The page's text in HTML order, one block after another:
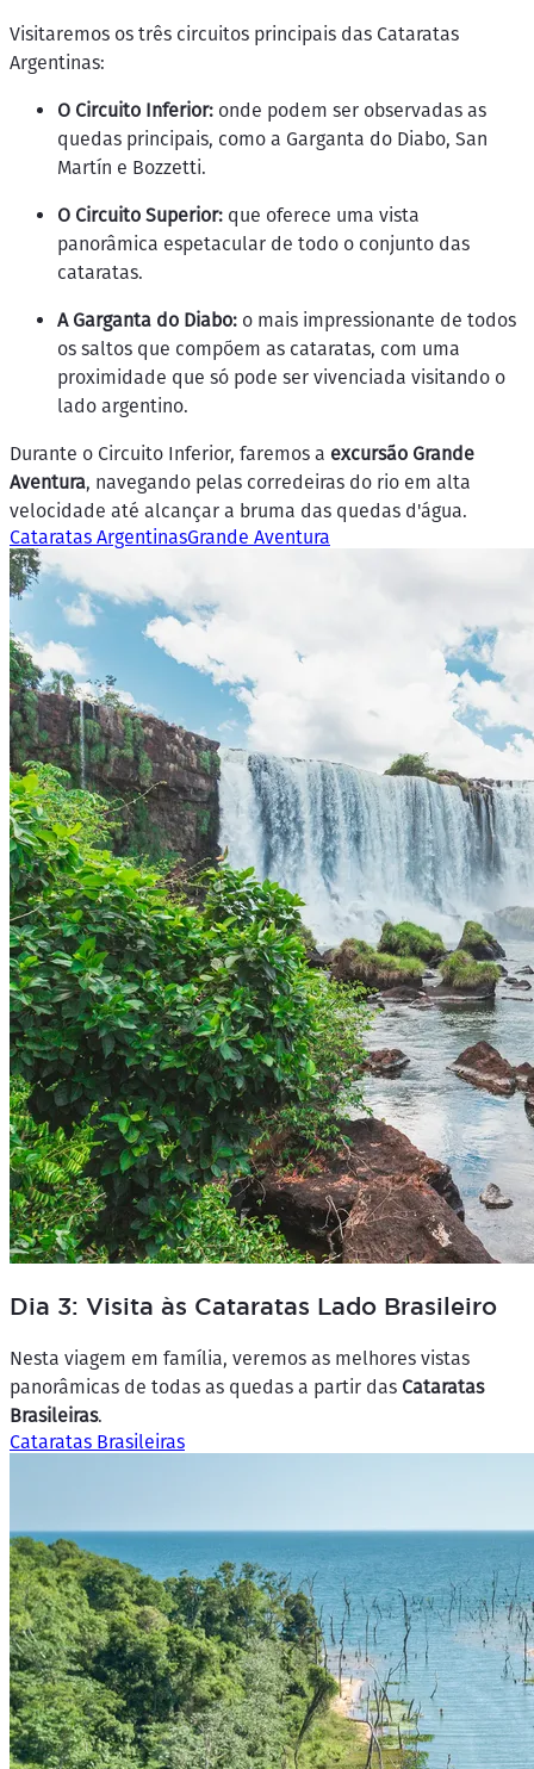
Visitaremos os três circuitos principais das Cataratas
Argentinas:
O Circuito Inferior: onde podem ser observadas as
quedas principais, como a Garganta do Diabo, San
Martín e Bozzetti.
O Circuito Superior: que oferece uma vista
panorâmica espetacular de todo o conjunto das
cataratas.
A Garganta do Diabo: o mais impressionante de todos
os saltos que compõem as cataratas, com uma
proximidade que só pode ser vivenciada visitando o
lado argentino.
Durante o Circuito Inferior, faremos a excursão Grande
Aventura, navegando pelas corredeiras do rio em alta
velocidade até alcançar a bruma das quedas d'água.
Cataratas ArgentinasGrande Aventura
Dia 3: Visita às Cataratas Lado Brasileiro
Nesta viagem em família, veremos as melhores vistas
panorâmicas de todas as quedas a partir das Cataratas
Brasileiras.
Cataratas Brasileiras